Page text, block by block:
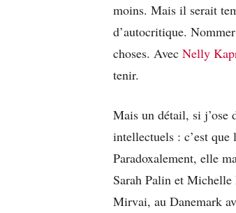
moins. Mais il serait
d’autocritique.
choses. Avec Nelly
tenir.
Mais un détail, si j’ose
intellectuels : c’est que
Paradoxalement, elle
Sarah Palin et Michelle
Mirvai, au Danemark